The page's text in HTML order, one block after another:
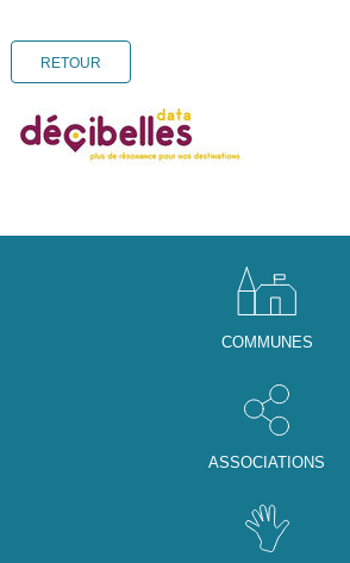
RETOUR
COMMUNES
ASSOCIATIONS